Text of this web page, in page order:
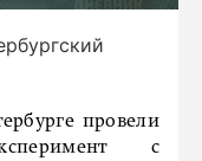
провели
с